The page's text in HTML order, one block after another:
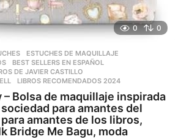
0 0
,ESTUCHES DE MAQUILLAJE
BEST SELLERS EN ESPAÑOL
DE JAVIER CASTILLO
,LIBROS RECOMENDADOS 2024
– Bolsa de maquillaje inspirada
para amantes del
amantes de los libros,
Bridge Me Bagu, moda